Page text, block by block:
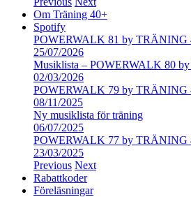
Om Träning 40+
Spotify
POWERWALK 81 by TRÄNING
25/07/2026
Musiklista – POWERWALK 80
02/03/2026
POWERWALK 79 by TRÄNING
08/11/2025
Ny musiklista för träning
06/07/2025
POWERWALK 77 by TRÄNING
23/03/2025
Previous Next
Rabattkoder
Föreläsningar